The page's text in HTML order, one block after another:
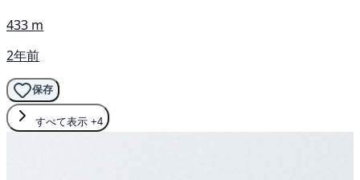
433 m
2年前
保存
すべて表示 +4